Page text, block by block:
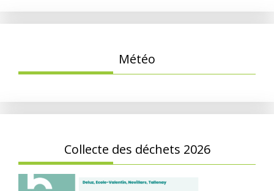
Météo
Collecte des déchets 2026